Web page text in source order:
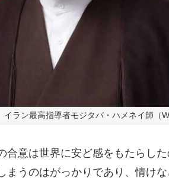
イラン最高指導者モジタバ・ハメネイ師（
合意は世界に安ど感をもたらし
まうのはがっかりであり、情け